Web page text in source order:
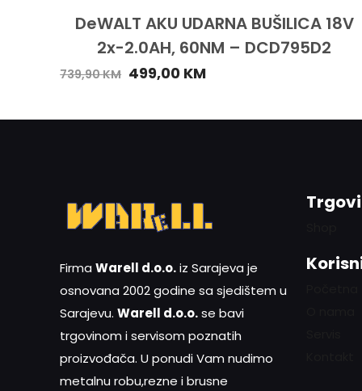
DeWALT AKU UDARNA BUŠILICA 18V
2x-2.0AH, 60NM – DCD795D2
739,90KM 499,00 KM
Firma Warell d.o.o.iz Sarajeva je
osnovana 2002 godine sa sjedištem u
Sarajevu. Warell d.o.o.se bavi
trgovinom i servisom poznatih
proizvođača. U ponudi Vam nudimo
metalnu robu,rezne i brusne